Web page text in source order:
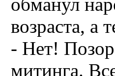
возраста, а
- Нет!
митинга.